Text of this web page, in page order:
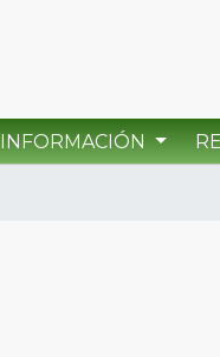
INFORMACIÓN